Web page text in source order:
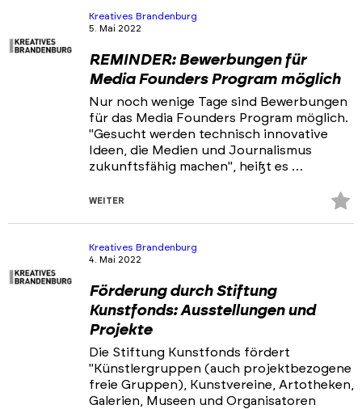
Kreatives Brandenburg
5. Mai 2022
REMINDER: Bewerbungen für
Media Founders Program möglich
Nur noch wenige Tage sind Bewerbungen
für das Media Founders Program möglich.
"Gesucht werden technisch innovative
Ideen, die Medien und Journalismus
zukunftsfähig machen", heißt es …
WEITER
Kreatives Brandenburg
4. Mai 2022
Förderung durch Stiftung
Kunstfonds: Ausstellungen und
Projekte
Die Stiftung Kunstfonds fördert
"Künstlergruppen (auch projektbezogene
freie Gruppen), Kunstvereine, Artotheken,
Galerien, Museen und Organisatoren